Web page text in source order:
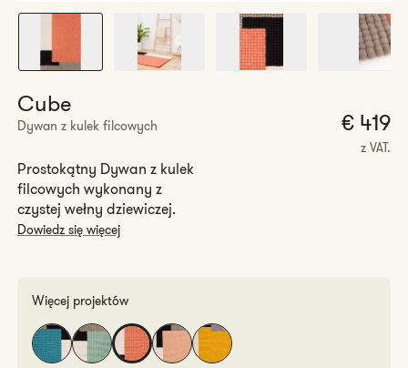
Cube
Dywan z kulek filcowych € 419
z VAT.
Prostokątny Dywan z kulek
filcowych wykonany z
czystej wełny dziewiczej.
Dowiedz się więcej
Więcej projektów